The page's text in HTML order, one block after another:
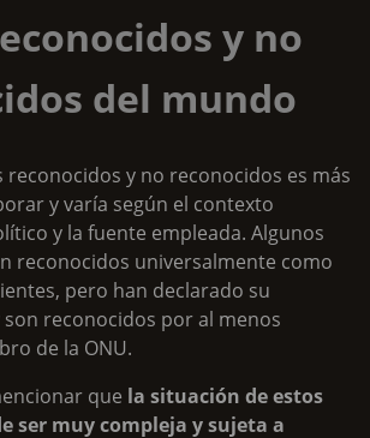
y no
del mundo
reconocidos y no reconocidos es más
y varía según el contexto
y la fuente empleada. Algunos
reconocidos universalmente como
pero han declarado su
reconocidos por al menos
de la ONU.
que la situación de estos
ser muy compleja y sujeta a